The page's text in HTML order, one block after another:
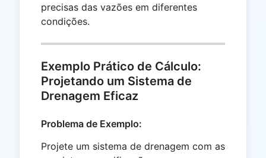
precisas das vazões em diferentes
condições.
Exemplo Prático de Cálculo:
Projetando um Sistema de
Drenagem Eficaz
Problema de Exemplo:
Projete um sistema de drenagem com as